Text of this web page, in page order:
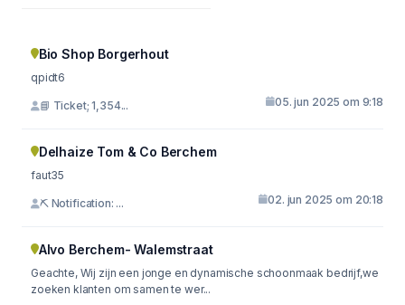
Bio Shop Borgerhout
qpidt6
📘 Ticket; 1,354... 05. jun 2025 om 9:18
Delhaize Tom & Co Berchem
faut35
⛏ Notification: ... 02. jun 2025 om 20:18
Alvo Berchem- Walemstraat
Geachte, Wij zijn een jonge en dynamische schoonmaak bedrijf,we
zoeken klanten om samen te wer...